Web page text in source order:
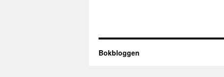
Bokbloggen